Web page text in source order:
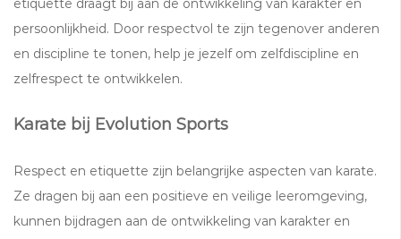
etiquette draagt bij aan de ontwikkeling van karakter en
persoonlijkheid. Door respectvol te zijn tegenover anderen
en discipline te tonen, help je jezelf om zelfdiscipline en
zelfrespect te ontwikkelen.
Karate bij Evolution Sports
Respect en etiquette zijn belangrijke aspecten van karate.
Ze dragen bij aan een positieve en veilige leeromgeving,
kunnen bijdragen aan de ontwikkeling van karakter en